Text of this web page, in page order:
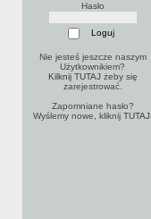
Hasło
Nie jesteś jeszcze naszym
Użytkownikiem?
Kilknij TUTAJżeby się
zarejestrować.
Zapomniane hasło?
Wyślemy nowe, kliknij TUTAJ.